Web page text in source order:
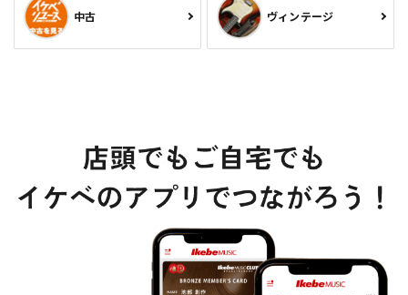
中古 ヴィンテージ